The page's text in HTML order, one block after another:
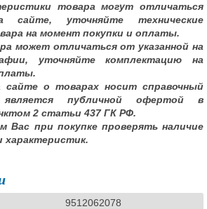
товара могут отличаться
сайте, уточняйте технические
на момент покупки и оплаты.
может отличаться от указанной на
уточняйте комплектацию на
сайте о товарах носит справочный
публичной офертой в
2 статьи 437 ГК РФ.
Вас при покупке проверять наличие
характеристик.
9512062078